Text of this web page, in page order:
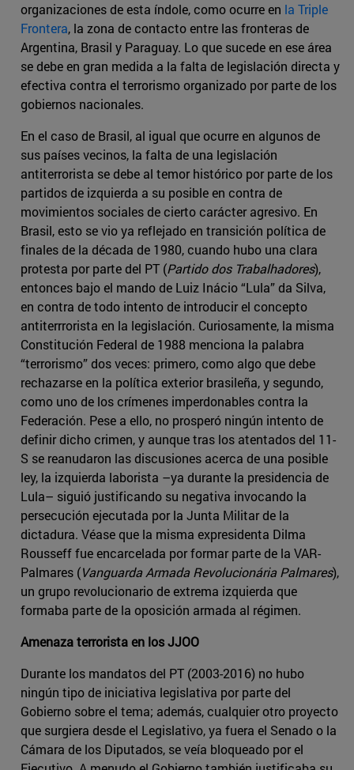
organizaciones de esta índole, como ocurre en la Triple
Frontera, la zona de contacto entre las fronteras de
Argentina, Brasil y Paraguay. Lo que sucede en ese área
se debe en gran medida a la falta de legislación directa y
efectiva contra el terrorismo organizado por parte de los
gobiernos nacionales.
En el caso de Brasil, al igual que ocurre en algunos de
sus países vecinos, la falta de una legislación
antiterrorista se debe al temor histórico por parte de los
partidos de izquierda a su posible en contra de
movimientos sociales de cierto carácter agresivo. En
Brasil, esto se vio ya reflejado en transición política de
finales de la década de 1980, cuando hubo una clara
protesta por parte del PT (Partido dos Trabalhadores),
entonces bajo el mando de Luiz Inácio “Lula” da Silva,
en contra de todo intento de introducir el concepto
antiterrrorista en la legislación. Curiosamente, la misma
Constitución Federal de 1988 menciona la palabra
“terrorismo” dos veces: primero, como algo que debe
rechazarse en la política exterior brasileña, y segundo,
como uno de los crímenes imperdonables contra la
Federación. Pese a ello, no prosperó ningún intento de
definir dicho crimen, y aunque tras los atentados del 11-
S se reanudaron las discusiones acerca de una posible
ley, la izquierda laborista –ya durante la presidencia de
Lula– siguió justificando su negativa invocando la
persecución ejecutada por la Junta Militar de la
dictadura. Véase que la misma expresidenta Dilma
Rousseff fue encarcelada por formar parte de la VAR-
Palmares (Vanguarda Armada Revolucionária Palmares),
un grupo revolucionario de extrema izquierda que
formaba parte de la oposición armada al régimen.
Amenaza terrorista en los JJOO
Durante los mandatos del PT (2003-2016) no hubo
ningún tipo de iniciativa legislativa por parte del
Gobierno sobre el tema; además, cualquier otro proyecto
que surgiera desde el Legislativo, ya fuera el Senado o la
Cámara de los Diputados, se veía bloqueado por el